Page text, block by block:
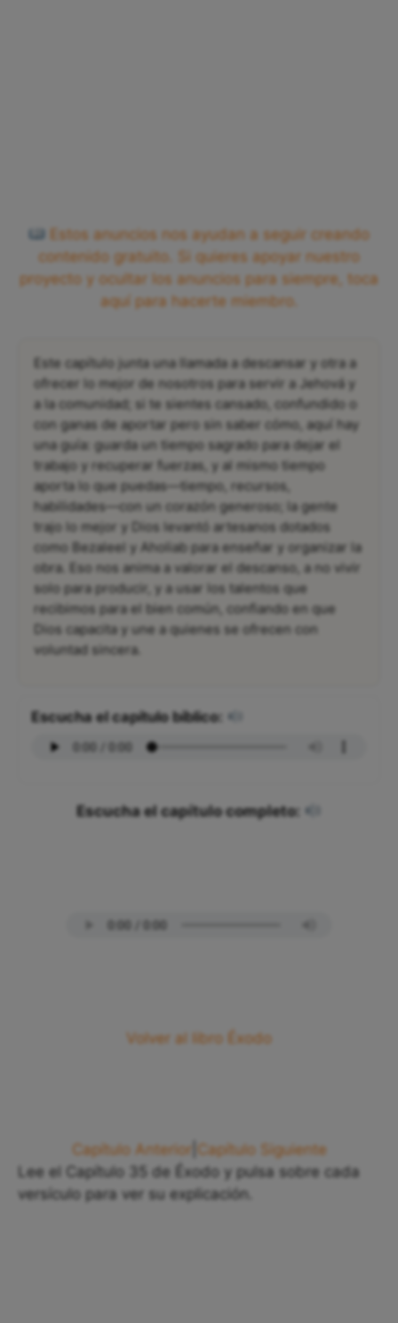
Estos anuncios nos ayudan a seguir creando
contenido gratuito. Si quieres apoyar nuestro
proyecto y ocultar los anuncios para siempre, toca
aquí para hacerte miembro.
Este capítulo junta una llamada a descansar y otra a
ofrecer lo mejor de nosotros para servir a Jehová y
a la comunidad; si te sientes cansado, confundido o
con ganas de aportar pero sin saber cómo, aquí hay
una guía: guarda un tiempo sagrado para dejar el
trabajo y recuperar fuerzas, y al mismo tiempo
aporta lo que puedas—tiempo, recursos,
habilidades—con un corazón generoso; la gente
trajo lo mejor y Dios levantó artesanos dotados
como Bezaleel y Aholiab para enseñar y organizar la
obra. Eso nos anima a valorar el descanso, a no vivir
solo para producir, y a usar los talentos que
recibimos para el bien común, confiando en que
Dios capacita y une a quienes se ofrecen con
voluntad sincera.
Escucha el capítulo bíblico:
Escucha el capítulo completo:
Volver al libro Éxodo
Capítulo Anterior
Capítulo Siguiente
Lee el Capítulo 35 de Éxodo y pulsa sobre cada
versículo para ver su explicación.